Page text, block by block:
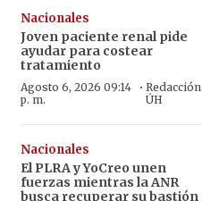
Nacionales
Joven paciente renal pide
ayudar para costear
tratamiento
Agosto 6, 2026 09:14
p. m.
· Redacción
ÚH
Nacionales
El PLRA y YoCreo unen
fuerzas mientras la ANR
busca recuperar su bastión